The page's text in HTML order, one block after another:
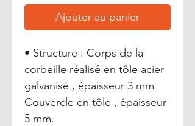
Ajouter au panier
• Structure : Corps de la
corbeille réalisé en tôle acier
galvanisé , épaisseur 3 mm
Couvercle en tôle , épaisseur
5 mm.